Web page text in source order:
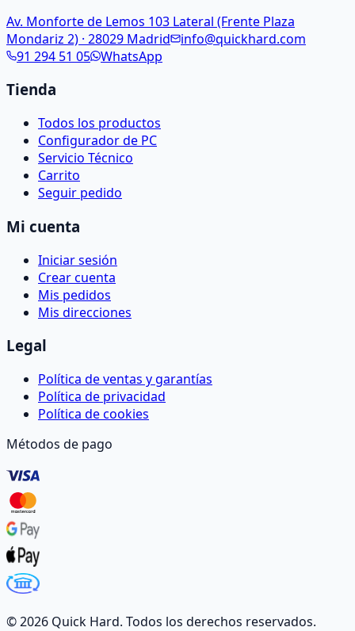
Av. Monforte de Lemos 103 Lateral (Frente Plaza
Mondariz 2) · 28029 Madrid
info@quickhard.com
91 294 51 05 WhatsApp
Tienda
Todos los productos
Configurador de PC
Servicio Técnico
Carrito
Seguir pedido
Mi cuenta
Iniciar sesión
Crear cuenta
Mis pedidos
Mis direcciones
Legal
Política de ventas y garantías
Política de privacidad
Política de cookies
Métodos de pago
©2026 Quick Hard. Todos los derechos reservados.